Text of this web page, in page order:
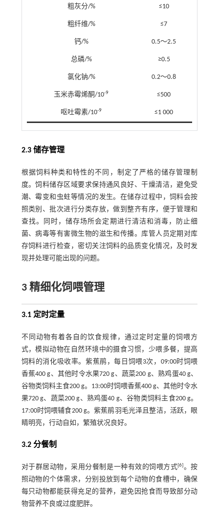
粗灰分/% ≤10
粗纤维/% ≤7
钙/% 0.5～2.5
总磷/% ≥0.5
氯化钠/% 0.2～0.8
玉米赤霉烯酮/10-9 ≤500
呕吐霉素/10-9 ≤1 000
2.3 储存管理
根据饲料种类和特性的不同，制定了严格的储存管理制
度。饲料储存区域要求保持通风良好、干燥清洁，避免受
潮、霉变和虫蛀等情况的发生。在储存过程中，饲料会按
照类别、批次进行分类存放，做到整齐有序，便于管理和
查找。同时，储存场所会定期进行清洁和消毒，防止细
菌、病毒等有害微生物的滋生和传播。库管人员定期对库
存饲料进行检查，密切关注饲料的品质变化情况，及时发
现并处理可能出现的问题。
3 精细化饲喂管理
3.1 定时定量
不同动物有着各自的饮食规律，通过定时定量的饲喂方
式，模拟动物在自然环境中的摄食习惯，少喂多餐，提高
饲料的消化吸收率。紫蕉鹃，每日饲喂3次，09:00时饲喂
香蕉400 g、其他时令水果720 g、蔬菜200 g、熟鸡蛋40 g、
谷物类饲料主食200 g。13:00时饲喂香蕉400 g、其他时令水
果720 g、蔬菜200 g、熟鸡蛋40 g、谷物类饲料主食200 g。
17:00时饲喂辅食200 g。紫蕉鹃羽毛光泽且整洁，活跃，眼
睛明亮，行动自如，繁殖状况良好。
3.2 分餐制
对于群居动物，采用分餐制是一种有效的饲喂方式[6]。按
照动物的个体需求，分别投放到每个动物的食槽中，确保
每只动物都能获得充足的营养，避免因抢食而导致部分动
物营养不良或过度肥胖。